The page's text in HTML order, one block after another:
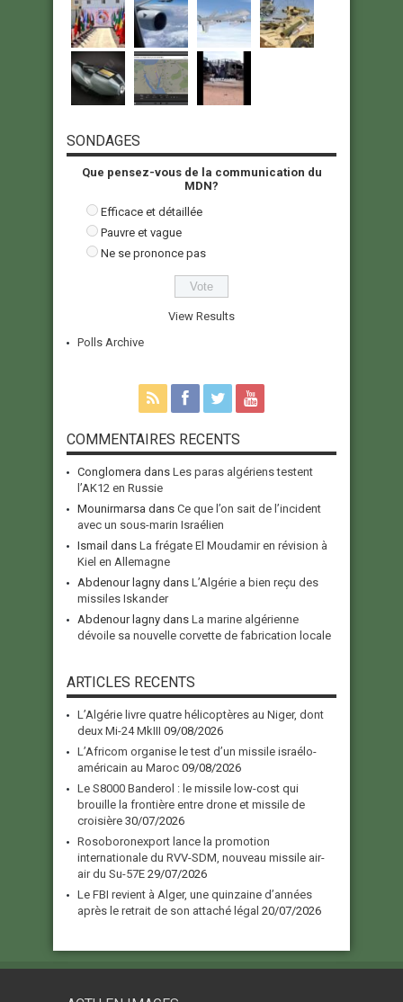
SONDAGES
Que pensez-vous de la communication du
MDN?
Efficace et détaillée
Pauvre et vague
Ne se prononce pas
View Results
Polls Archive
COMMENTAIRES RECENTS
Conglomera dans Les paras algériens testent
l’AK12 en Russie
Mounirmarsa dans Ce que l’on sait de l’incident
avec un sous-marin Israélien
Ismail dans La frégate El Moudamir en révision à
Kiel en Allemagne
Abdenour lagny dans L’Algérie a bien reçu des
missiles Iskander
Abdenour lagny dans La marine algérienne
dévoile sa nouvelle corvette de fabrication locale
ARTICLES RECENTS
L’Algérie livre quatre hélicoptères au Niger, dont
deux Mi-24 MkIII 09/08/2026
L’Africom organise le test d’un missile israélo-
américain au Maroc 09/08/2026
Le S8000 Banderol : le missile low-cost qui
brouille la frontière entre drone et missile de
croisière 30/07/2026
Rosoboronexport lance la promotion
internationale du RVV-SDM, nouveau missile air-
air du Su-57E 29/07/2026
Le FBI revient à Alger, une quinzaine d’années
après le retrait de son attaché légal 20/07/2026